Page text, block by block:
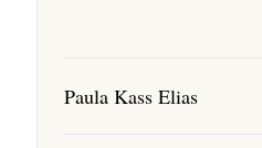
Paula Kass Elias